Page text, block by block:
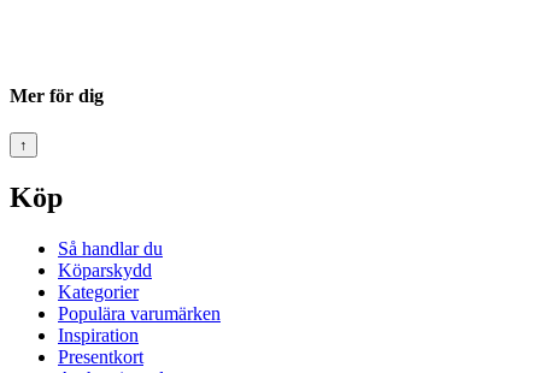
Mer för dig
↑
Köp
Så handlar du
Köparskydd
Kategorier
Populära varumärken
Inspiration
Presentkort